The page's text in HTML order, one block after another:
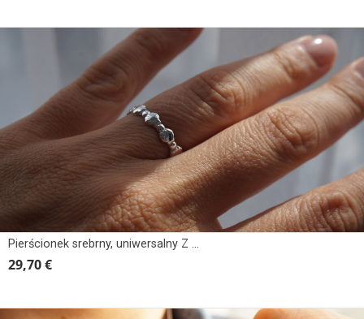
Pierścionek srebrny, uniwersalny Z MUSZELKAMI
29,70 €